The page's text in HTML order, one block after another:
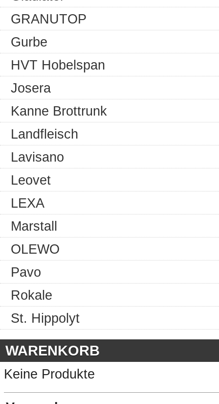
GRANUTOP
Gurbe
HVT Hobelspan
Josera
Kanne Brottrunk
Landfleisch
Lavisano
Leovet
LEXA
Marstall
OLEWO
Pavo
Rokale
St. Hippolyt
WARENKORB
Keine Produkte